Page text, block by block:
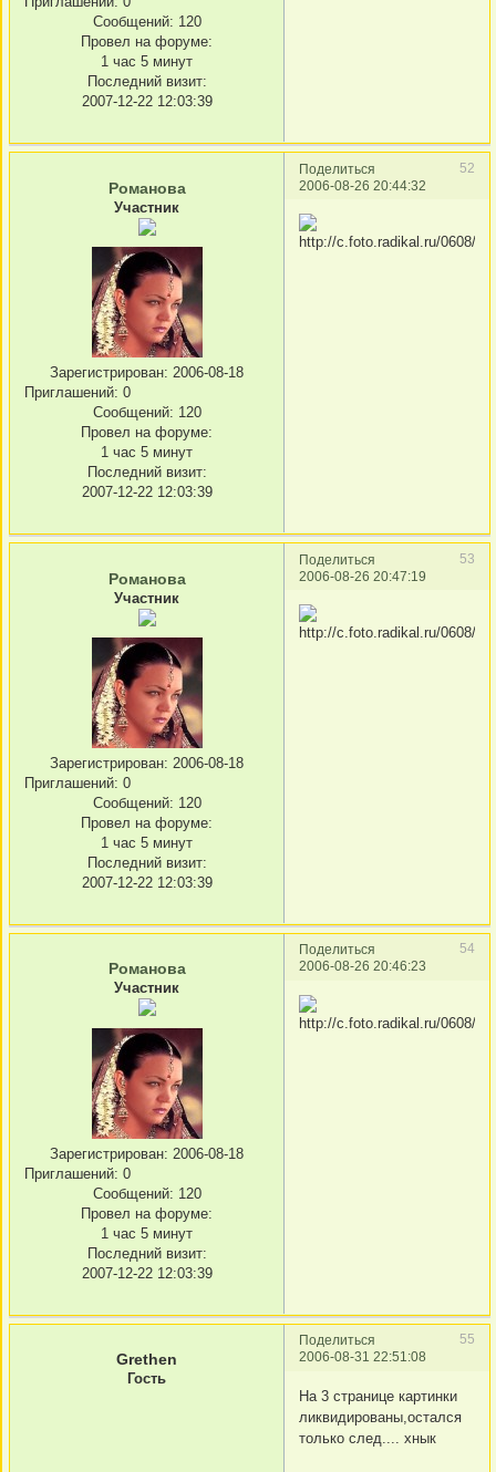
Сообщений: 120
Провел на форуме:
1 час 5 минут
Последний визит:
2007-12-22 12:03:39
Поделиться
52
2006-08-26 20:44:32
Романова
Участник
Зарегистрирован: 2006-08-18
Приглашений: 0
Сообщений: 120
Провел на форуме:
1 час 5 минут
Последний визит:
2007-12-22 12:03:39
Поделиться
53
2006-08-26 20:47:19
Романова
Участник
Зарегистрирован: 2006-08-18
Приглашений: 0
Сообщений: 120
Провел на форуме:
1 час 5 минут
Последний визит:
2007-12-22 12:03:39
Поделиться
54
2006-08-26 20:46:23
Романова
Участник
Зарегистрирован: 2006-08-18
Приглашений: 0
Сообщений: 120
Провел на форуме:
1 час 5 минут
Последний визит:
2007-12-22 12:03:39
Поделиться
55
2006-08-31 22:51:08
Grethen
Гость
На 3 странице картинки
ликвидированы,остался
только след.... хнык